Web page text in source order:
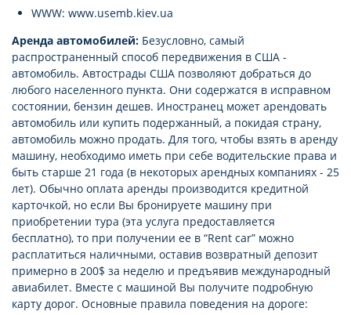
WWW: www.usemb.kiev.ua
Аренда автомобилей: Безусловно, самый
распространенный способ передвижения в США -
автомобиль. Автострады США позволяют добраться до
любого населенного пункта. Они содержатся в исправном
состоянии, бензин дешев. Иностранец может арендовать
автомобиль или купить подержанный, а покидая страну,
автомобиль можно продать. Для того, чтобы взять в аренду
машину, необходимо иметь при себе водительские права и
быть старше 21 года (в некоторых арендных компаниях - 25
лет). Обычно оплата аренды производится кредитной
карточкой, но если Вы бронируете машину при
приобретении тура (эта услуга предоставляется
бесплатно), то при получении ее в “Rent car” можно
расплатиться наличными, оставив возвратный депозит
примерно в 200$ за неделю и предъявив международный
авиабилет. Вместе с машиной Вы получите подробную
карту дорог. Основные правила поведения на дороге: